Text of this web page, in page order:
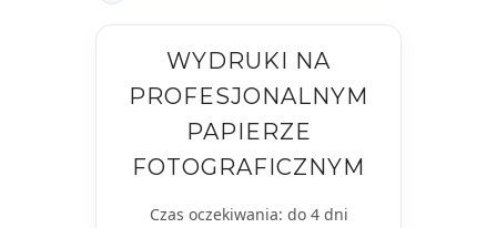
WYDRUKI NA
PROFESJONALNYM
PAPIERZE
FOTOGRAFICZNYM
Czas oczekiwania: do 4 dni